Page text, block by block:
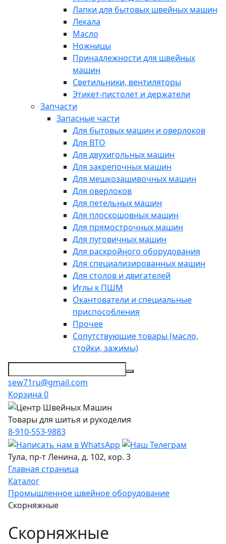
Лапки для бытовых швейных машин
Лекала
Масло
Ножницы
Принадлежности для швейных
машин
Светильники, вентиляторы
Этикет-пистолет и держатели
Запчасти
Запасные части
Для бытовых машин и оверлоков
Для ВТО
Для двухигольных машин
Для закрепочных машин
Для мешкозашивочных машин
Для оверлоков
Для петельных машин
Для плоскошовных машин
Для прямострочных машин
Для пуговичных машин
Для раскройного оборудования
Для специализированных машин
Для столов и двигателей
Иглы к ПШМ
Окантователи и специальные
приспособления
Прочее
Сопутствующие товары (масло,
стойки, зажимы)
sew71ru@gmail.com
Корзина 0
Товары для шитья и рукоделия
8-910-553-9883
Тула, пр-т Ленина, д. 102, кор. 3
Главная страница
Каталог
Промышленное швейное оборудование
Скорняжные
Скорняжные